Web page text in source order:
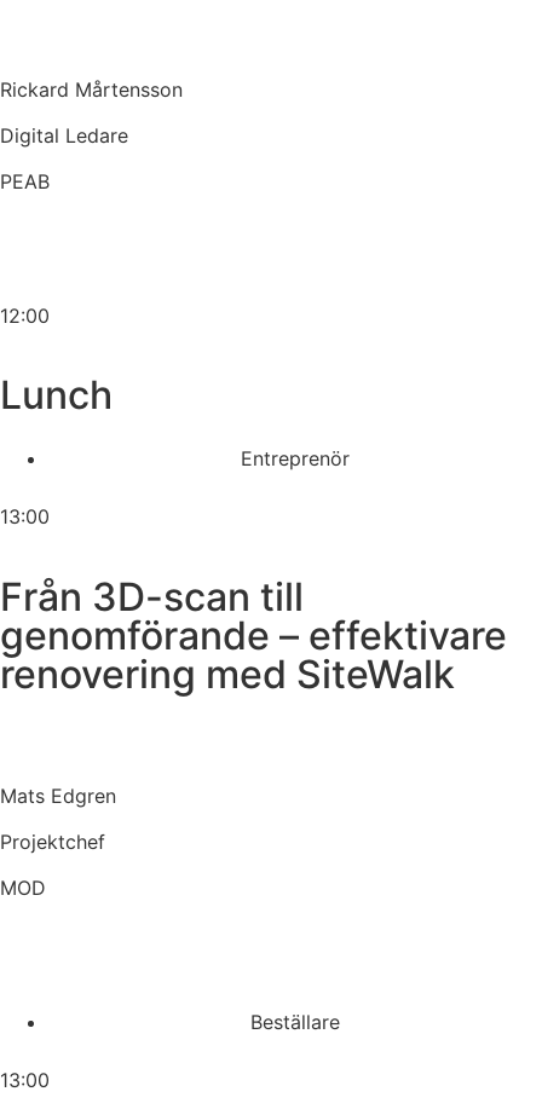
Rickard Mårtensson
Digital Ledare
PEAB
12:00
Lunch
Entreprenör
13:00
Från 3D-scan till
genomförande – effektivare
renovering med SiteWalk
Mats Edgren
Projektchef
MOD
Beställare
13:00